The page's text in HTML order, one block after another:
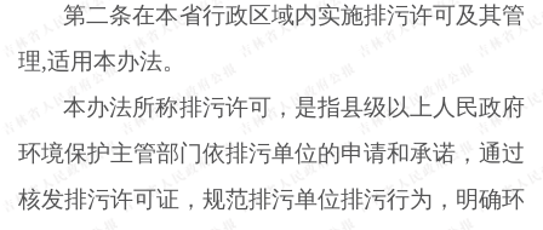
第二条在本省行政区域内实施排污许可及其管
理,适用本办法。
本办法所称排污许可，是指县级以上人民政府
环境保护主管部门依排污单位的申请和承诺，通过
核发排污许可证，规范排污单位排污行为，明确环